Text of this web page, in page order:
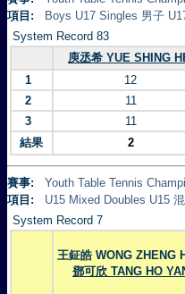
項目:
Boys U17 Singles 男子
System Record 83
庾丞希 YUE SHING
1
12
2
11
3
11
結果
2
賽事:
Youth Table Tennis
項目:
U15 Mixed Doubles U15
System Record 7
王鉦皓 WONG ZHENG
鄧可欣 TANG HO